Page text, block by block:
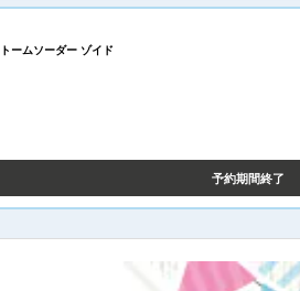
ームソーダー ゾイド
予約期間終了